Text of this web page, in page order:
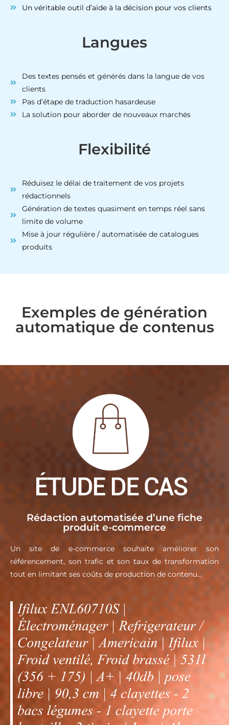
Un véritable outil d’aide à la décision pour vos clients
Langues
Des textes pensés et générés dans la langue de vos
clients
Pas d’étape de traduction hasardeuse
La solution pour aborder de nouveaux marchés
Flexibilité
Réduisez le délai de traitement de vos projets
rédactionnels
Génération de textes quasiment en temps réel sans
limite de volume
Mise à jour régulière / automatisée de catalogues
produits
Exemples de génération
automatique de contenus
Rédaction automatisée d’une fiche
produit e-commerce
Un site de e-commerce souhaite améliorer son
référencement, son trafic et son taux de transformation
tout en limitant ses coûts de production de contenu…